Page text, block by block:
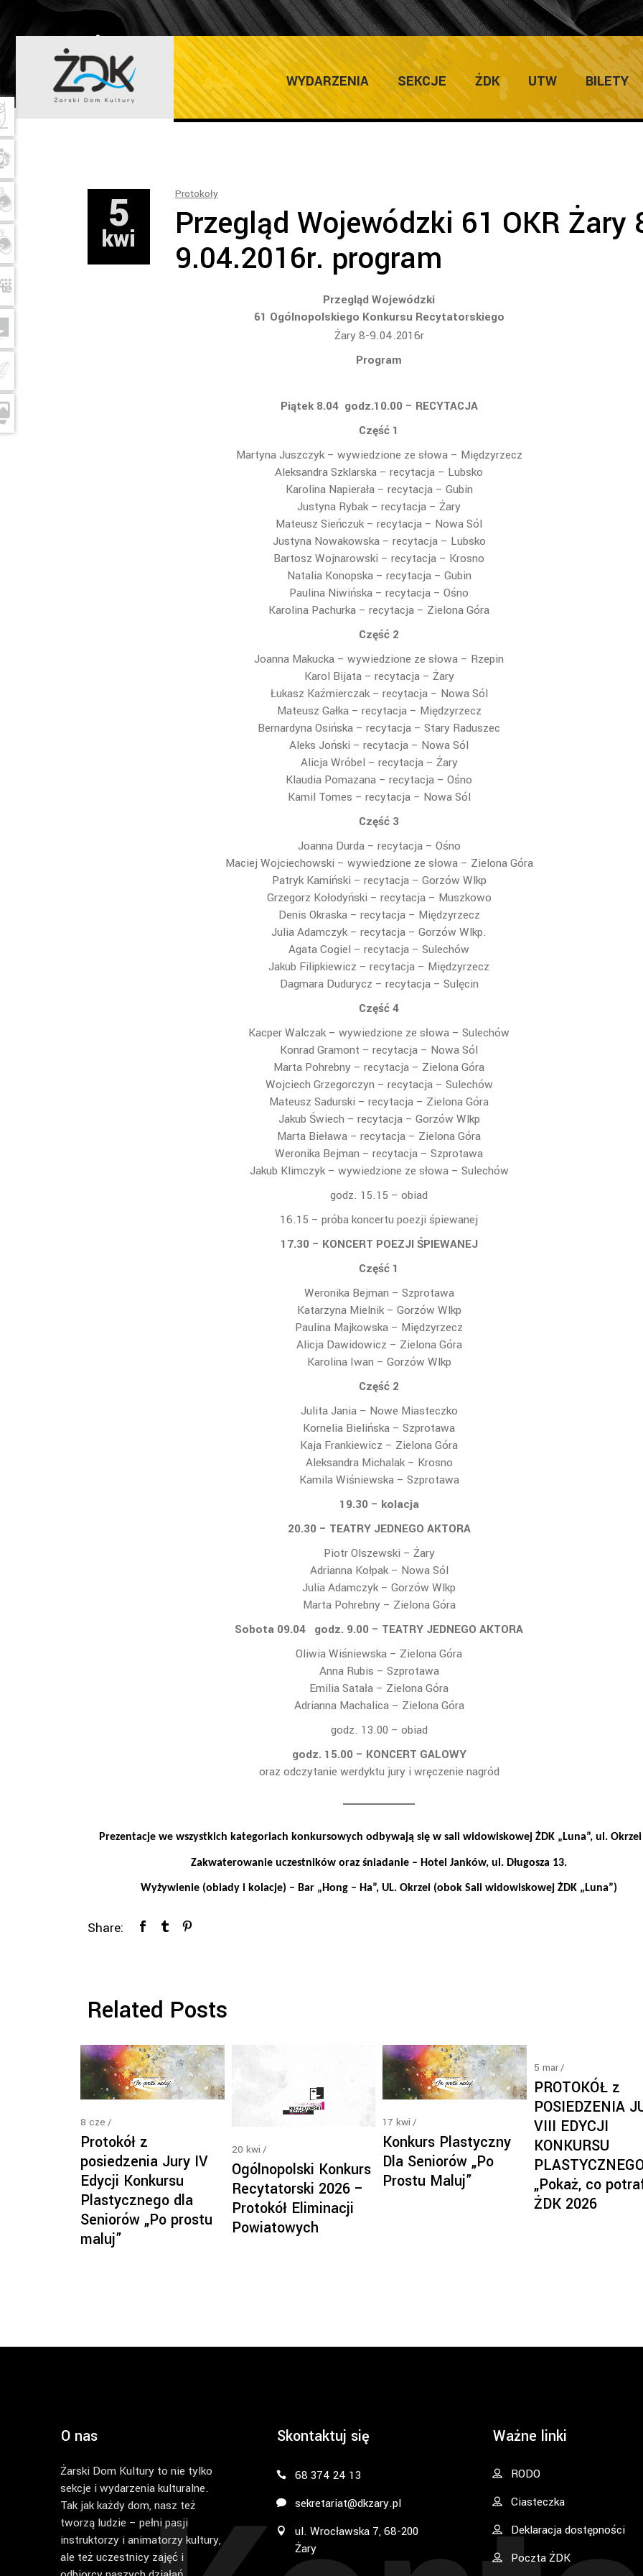
WYDARZENIA SEKCJE ŻDK UTW BILETY
ŻARSKI DOM KULTURY Home/Protokoły/
5
kwi
Protokoły
Przegląd Wojewódzki 61 OKR Żary
9.04.2016r. program
Przegląd Wojewódzki
61 Ogólnopolskiego Konkursu Recytatorskiego
Żary 8-9.04.2016r
Program
Piątek 8.04 godz.10.00 – RECYTACJA
Część 1
Martyna Juszczyk – wywiedzione ze słowa – Międzyrzecz
Aleksandra Szklarska – recytacja – Lubsko
Karolina Napierała – recytacja – Gubin
Justyna Rybak – recytacja – Żary
Mateusz Sieńczuk – recytacja – Nowa Sól
Justyna Nowakowska – recytacja – Lubsko
Bartosz Wojnarowski – recytacja – Krosno
Natalia Konopska – recytacja – Gubin
Paulina Niwińska – recytacja – Ośno
Karolina Pachurka – recytacja – Zielona Góra
Część 2
Joanna Makucka – wywiedzione ze słowa – Rzepin
Karol Bijata – recytacja – Żary
Łukasz Kaźmierczak – recytacja – Nowa Sól
Mateusz Gałka – recytacja – Międzyrzecz
Bernardyna Osińska – recytacja – Stary Raduszec
Aleks Joński – recytacja – Nowa Sól
Alicja Wróbel – recytacja – Żary
Klaudia Pomazana – recytacja – Ośno
Kamil Tomes – recytacja – Nowa Sól
Część 3
Joanna Durda – recytacja – Ośno
Maciej Wojciechowski – wywiedzione ze słowa – Zielona Góra
Patryk Kamiński – recytacja – Gorzów Wlkp
Grzegorz Kołodyński – recytacja – Muszkowo
Denis Okraska – recytacja – Międzyrzecz
Julia Adamczyk – recytacja – Gorzów Wlkp.
Agata Cogiel – recytacja – Sulechów
Jakub Filipkiewicz – recytacja – Międzyrzecz
Dagmara Dudurycz – recytacja – Sulęcin
Część 4
Kacper Walczak – wywiedzione ze słowa – Sulechów
Konrad Gramont – recytacja – Nowa Sól
Marta Pohrebny – recytacja – Zielona Góra
Wojciech Grzegorczyn – recytacja – Sulechów
Mateusz Sadurski – recytacja – Zielona Góra
Jakub Świech – recytacja – Gorzów Wlkp
Marta Bieława – recytacja – Zielona Góra
Weronika Bejman – recytacja – Szprotawa
Jakub Klimczyk – wywiedzione ze słowa – Sulechów
godz. 15.15 – obiad
16.15 – próba koncertu poezji śpiewanej
17.30 – KONCERT POEZJI ŚPIEWANEJ
Część 1
Weronika Bejman – Szprotawa
Katarzyna Mielnik – Gorzów Wlkp
Paulina Majkowska – Międzyrzecz
Alicja Dawidowicz – Zielona Góra
Karolina Iwan – Gorzów Wlkp
Część 2
Julita Jania – Nowe Miasteczko
Kornelia Bielińska – Szprotawa
Kaja Frankiewicz – Zielona Góra
Aleksandra Michalak – Krosno
Kamila Wiśniewska – Szprotawa
19.30 – kolacja
20.30 – TEATRY JEDNEGO AKTORA
Piotr Olszewski – Żary
Adrianna Kołpak – Nowa Sól
Julia Adamczyk – Gorzów Wlkp
Marta Pohrebny – Zielona Góra
Sobota 09.04 godz. 9.00 – TEATRY JEDNEGO AKTORA
Oliwia Wiśniewska – Zielona Góra
Anna Rubis – Szprotawa
Emilia Satała – Zielona Góra
Adrianna Machalica – Zielona Góra
godz. 13.00 – obiad
godz. 15.00 – KONCERT GALOWY
oraz odczytanie werdyktu jury i wręczenie nagród
Prezentacje we wszystkich kategoriach konkursowych odbywają się w sali widowiskowej ŻDK „Luna”, ul. Okrzei
Zakwaterowanie uczestników oraz śniadanie – Hotel Janków, ul. Długosza 13.
Wyżywienie (obiady i kolacje) – Bar „Hong – Ha”, UL. Okrzei (obok Sali widowiskowej ŻDK „Luna”)
Share:
Related Posts
8 cze
Protokół z
posiedzenia Jury IV
Edycji Konkursu
Plastycznego dla
Seniorów „Po prostu
maluj”
20 kwi
Ogólnopolski Konkurs
Recytatorski 2026 –
Protokół Eliminacji
Powiatowych
17 kwi
Konkurs Plastyczny
Dla Seniorów „Po
Prostu Maluj”
5 mar
PROTOKÓŁ z
POSIEDZENIA
VIII EDYCJI
KONKURSU
„Pokaż, co
ŻDK 2026
O nas
Żarski Dom Kultury to nie tylko
sekcje i wydarzenia kulturalne.
Tak jak każdy dom, nasz też
tworzą ludzie – pełni pasji
instruktorzy i animatorzy kultury,
ale też uczestnicy zajęć i
Skontaktuj się
68 374 24 13
sekretariat@dkzary.pl
ul. Wrocławska 7, 68-200
Żary
Ważne linki
RODO
Ciasteczka
Deklaracja dostępności
Poczta ŻDK